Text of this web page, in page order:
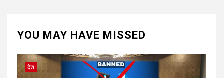
YOU MAY HAVE MISSED
देश